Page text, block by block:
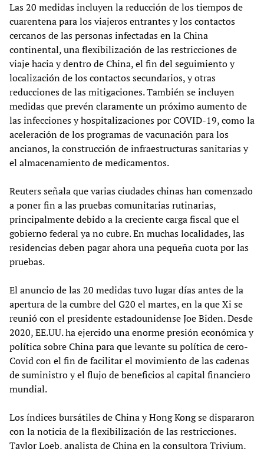
Las 20 medidas incluyen la reducción de los tiempos de
cuarentena para los viajeros entrantes y los contactos
cercanos de las personas infectadas en la China
continental, una flexibilización de las restricciones de
viaje hacia y dentro de China, el fin del seguimiento y
localización de los contactos secundarios, y otras
reducciones de las mitigaciones. También se incluyen
medidas que prevén claramente un próximo aumento de
las infecciones y hospitalizaciones por COVID-19, como la
aceleración de los programas de vacunación para los
ancianos, la construcción de infraestructuras sanitarias y
el almacenamiento de medicamentos.
Reuters señala que varias ciudades chinas han comenzado
a poner fin a las pruebas comunitarias rutinarias,
principalmente debido a la creciente carga fiscal que el
gobierno federal ya no cubre. En muchas localidades, las
residencias deben pagar ahora una pequeña cuota por las
pruebas.
El anuncio de las 20 medidas tuvo lugar días antes de la
apertura de la cumbre del G20 el martes, en la que Xi se
reunió con el presidente estadounidense Joe Biden. Desde
2020, EE.UU. ha ejercido una enorme presión económica y
política sobre China para que levante su política de cero-
Covid con el fin de facilitar el movimiento de las cadenas
de suministro y el flujo de beneficios al capital financiero
mundial.
Los índices bursátiles de China y Hong Kong se dispararon
con la noticia de la flexibilización de las restricciones.
Taylor Loeb, analista de China en la consultora Trivium,